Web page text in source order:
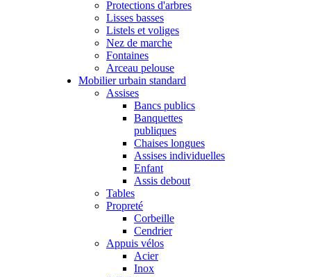
Protections d'arbres
Lisses basses
Listels et voliges
Nez de marche
Fontaines
Arceau pelouse
Mobilier urbain standard
Assises
Bancs publics
Banquettes
publiques
Chaises longues
Assises individuelles
Enfant
Assis debout
Tables
Propreté
Corbeille
Cendrier
Appuis vélos
Acier
Inox